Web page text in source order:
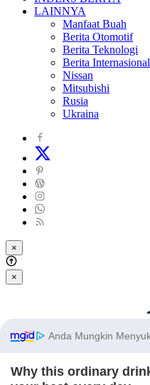
LAINNYA
Manfaat Buah
Berita Otomotif
Berita Teknologi
Berita Internasional
Nissan
Mitsubishi
Rusia
Ukraina
×
×